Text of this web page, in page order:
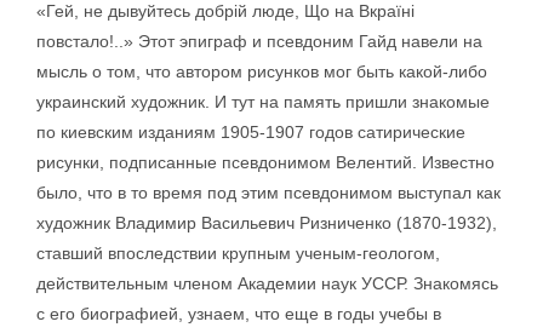
«Гей, не дывуйтесь добрій люде, Що на Вкраїні
повстало!..» Этот эпиграф и псевдоним Гайд навели на
мысль о том, что автором рисунков мог быть какой-либо
украинский художник. И тут на память пришли знакомые
по киевским изданиям 1905-1907 годов сатирические
рисунки, подписанные псевдонимом Велентий. Известно
было, что в то время под этим псевдонимом выступал как
художник Владимир Васильевич Ризниченко (1870-1932),
ставший впоследствии крупным ученым-геологом,
действительным членом Академии наук УССР. Знакомясь
с его биографией, узнаем, что еще в годы учебы в